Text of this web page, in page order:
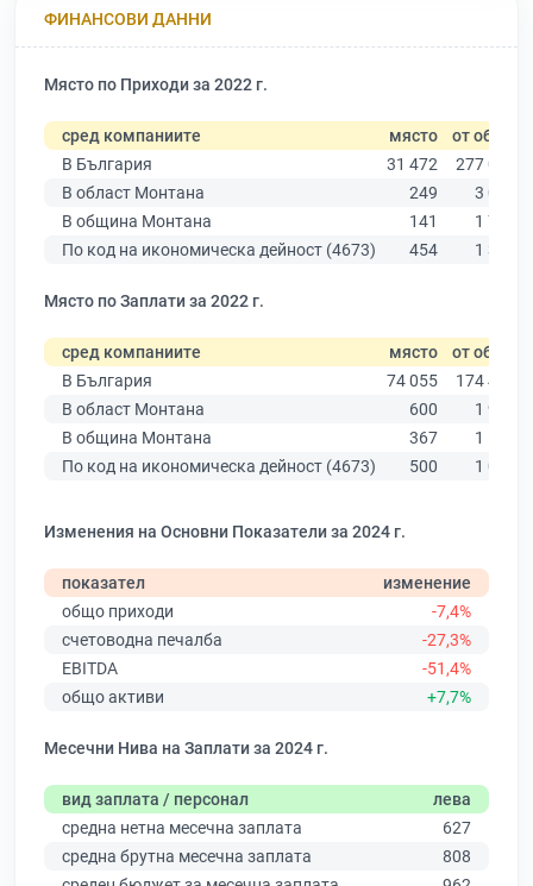
ФИНАНСОВИ ДАННИ
Място по Приходи за 2022 г.
сред компаниите място от общо
В България
31 472
277 019
В област Монтана
249
3 030
В община Монтана
141
1 714
По код на икономическа дейност (4673)
454 1 350
Място по Заплати за 2022 г.
сред компаниите място от общо
В България
74 055
174 403
В област Монтана
600
1 936
В община Монтана
367
1 108
По код на икономическа дейност (4673)
500 1 002
Изменения на Основни Показатели за 2024 г.
показател
изменение
общо приходи
-7,4%
счетоводна печалба
-27,3%
EBITDA
-51,4%
общо активи
+7,7%
Месечни Нива на Заплати за 2024 г.
вид заплата / персонал
лева
средна нетна месечна заплата
627
средна брутна месечна заплата
808